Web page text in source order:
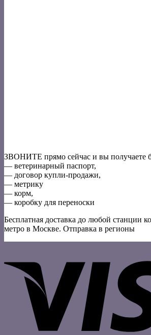
ЗВОНИТЕ прямо сейчас и вы получаете
— ветеринарный паспорт,
— договор купли-продажи,
— метрику
— корм,
— коробку для переноски
Бесплатная доставка до любой станции
метро в Москве. Отправка в регионы